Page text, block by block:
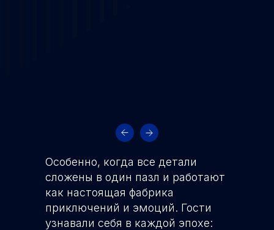
Особенно, когда все детали
сложены в один пазл и работают
как настоящая фабрика
приключений и эмоций. Гости
узнавали себя в каждой эпохе: